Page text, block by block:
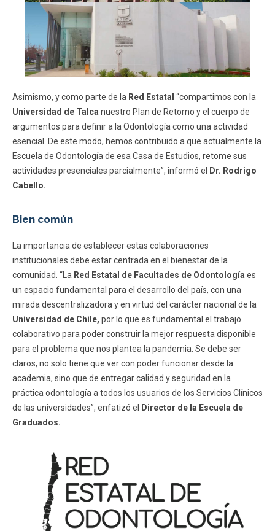
Asimismo, y como parte de la Red Estatal “compartimos con la
Universidad de Talca nuestro Plan de Retorno y el cuerpo de
argumentos para definir a la Odontología como una actividad
esencial. De este modo, hemos contribuido a que actualmente la
Escuela de Odontología de esa Casa de Estudios, retome sus
actividades presenciales parcialmente”, informó el
Dr. Rodrigo
Cabello.
Bien común
La importancia de establecer estas colaboraciones
institucionales debe estar centrada en el bienestar de la
comunidad. “La Red Estatal de Facultades de Odontología es
un espacio fundamental para el desarrollo del país, con una
mirada descentralizadora y en virtud del carácter nacional de la
Universidad de Chile, por lo que es fundamental el trabajo
colaborativo para poder construir la mejor respuesta disponible
para el problema que nos plantea la pandemia. Se debe ser
claros, no solo tiene que ver con poder funcionar desde la
academia, sino que de entregar calidad y seguridad en la
práctica odontología a todos los usuarios de los Servicios Clínicos
de las universidades”, enfatizó el
Director de la Escuela de
Graduados.